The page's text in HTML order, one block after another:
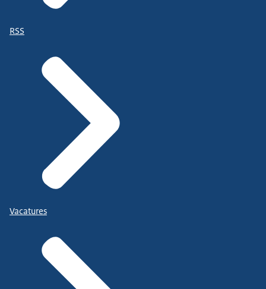
RSS
Vacatures